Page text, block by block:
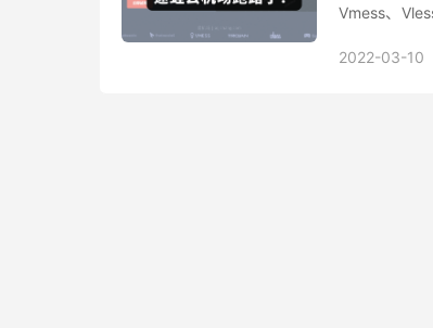
Vmess、
2022-03-10